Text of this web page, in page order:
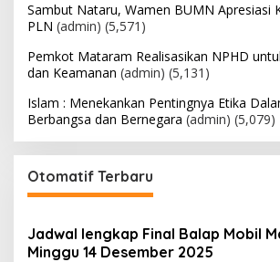
Sambut Nataru, Wamen BUMN Apresiasi
PLN (admin) (5,571)
Pemkot Mataram Realisasikan NPHD
dan Keamanan (admin) (5,131)
Islam : Menekankan Pentingnya Etika
Berbangsa dan Bernegara (admin) (5,079)
Otomatif Terbaru
Jadwal lengkap Final Balap Mobil
Minggu 14 Desember 2025